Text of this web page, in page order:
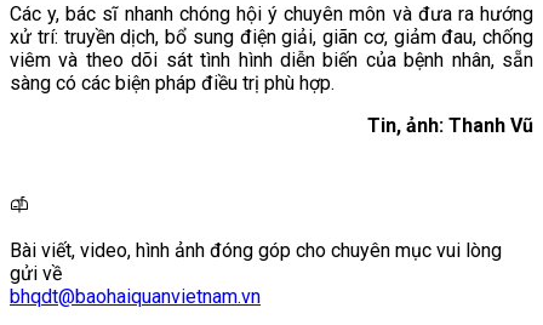
Các y, bác sĩ nhanh chóng hội ý chuyên môn và đưa ra hướng
xử trí: truyền dịch, bổ sung điện giải, giãn cơ, giảm đau, chống
viêm và theo dõi sát tình hình diễn biến của bệnh nhân, sẵn
sàng có các biện pháp điều trị phù hợp.
Tin, ảnh: Thanh Vũ
Bài viết, video, hình ảnh đóng góp cho chuyên mục vui lòng
gửi về
bhqdt@baohaiquanvietnam.vn